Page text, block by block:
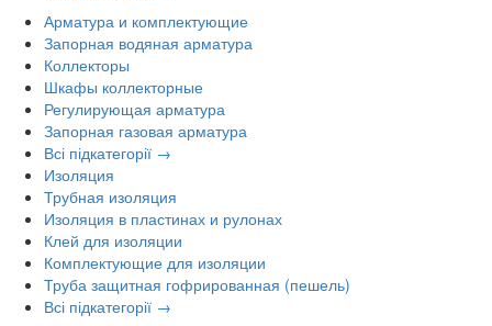
Арматура и комплектующие
Запорная водяная арматура
Коллекторы
Шкафы коллекторные
Регулирующая арматура
Запорная газовая арматура
Всі підкатегорії →
Изоляция
Трубная изоляция
Изоляция в пластинах и рулонах
Клей для изоляции
Комплектующие для изоляции
Труба защитная гофрированная (пешель)
Всі підкатегорії →